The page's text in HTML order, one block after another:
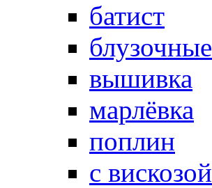
батист
вышивка
марлёвка
поплин
с вискозой